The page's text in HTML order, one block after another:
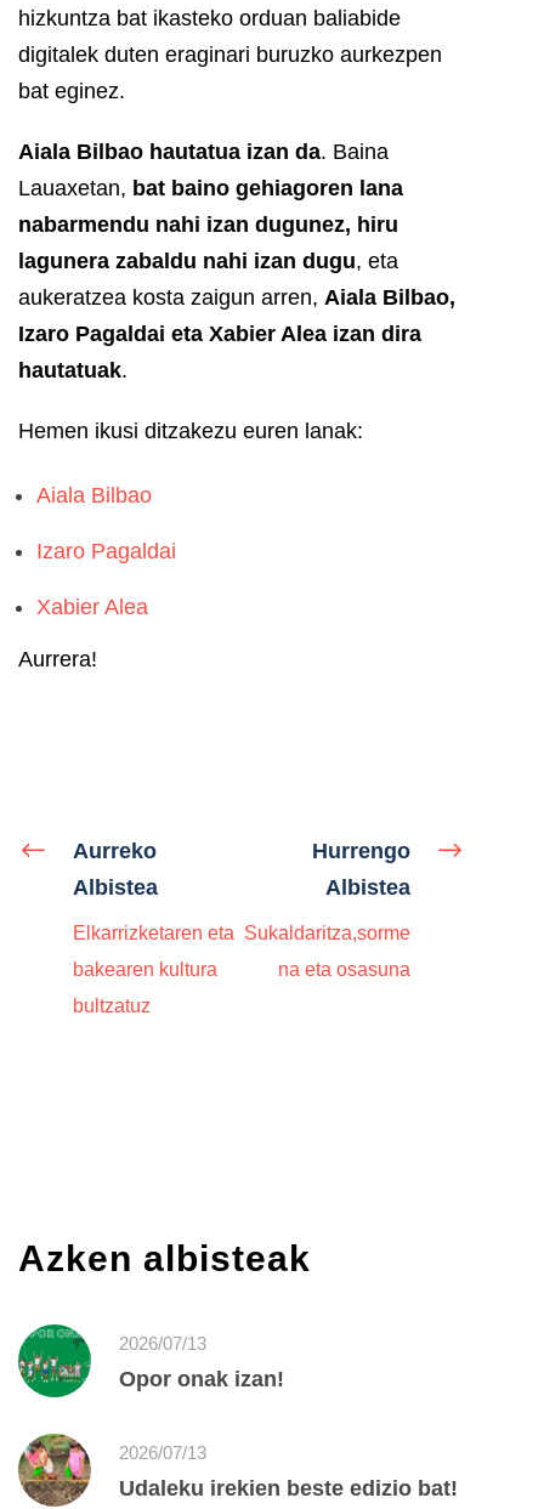
hizkuntza bat ikasteko orduan baliabide
digitalek duten eraginari buruzko aurkezpen
bat eginez.
Aiala Bilbao hautatua izan da. Baina
Lauaxetan, bat baino gehiagoren lana
nabarmendu nahi izan dugunez, hiru
lagunera zabaldu nahi izan dugu, eta
aukeratzea kosta zaigun arren, Aiala Bilbao,
Izaro Pagaldai eta Xabier Alea izan dira
hautatuak.
Hemen ikusi ditzakezu euren lanak:
Aiala Bilbao
Izaro Pagaldai
Xabier Alea
Aurrera!
Aurreko
Albistea
Elkarrizketaren eta
bakearen kultura
bultzatuz
Hurrengo
Albistea
Sukaldaritza,sorme
na eta osasuna
Azken albisteak
2026/07/13
Opor onak izan!
2026/07/13
Udaleku irekien beste edizio bat!